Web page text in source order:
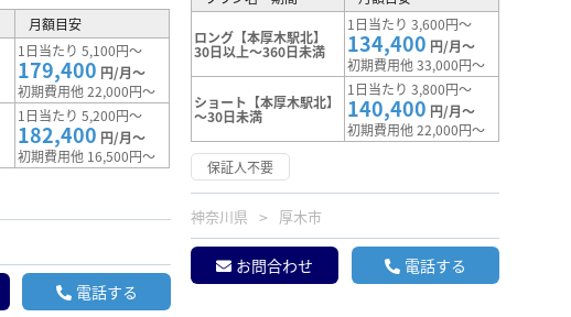
月額目安
1日当たり 5,100円～
179,400 円/月～
初期費用他 22,000円～
1日当たり 5,200円～
182,400 円/月～
初期費用他 16,500円～
電話する
ロング【本厚木駅北】
30日以上～360日未満
1日当たり 3,600円～
134,400 円/月～
初期費用他 33,000円～
ショート【本厚木駅北】
～30日未満
1日当たり 3,800円～
140,400 円/月～
初期費用他 22,000円～
保証人不要
神奈川県 厚木市
お問合わせ 電話する